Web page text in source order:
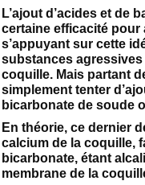
L’ajout d’acides et de
certaine efficacité pour
s’appuyant sur cette
substances
coquille. Mais partant
simplement tenter
bicarbonate de soude
En théorie, ce dernier
calcium de la coquille,
bicarbonate, étant
membrane de la